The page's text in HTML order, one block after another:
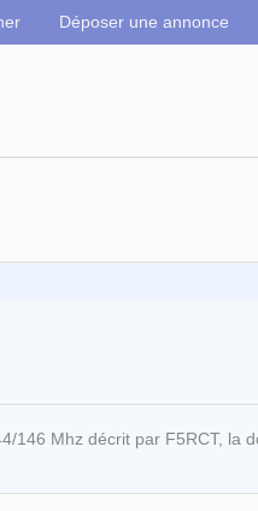
Déposer une annonce
Mhz décrit par F5RCT, la